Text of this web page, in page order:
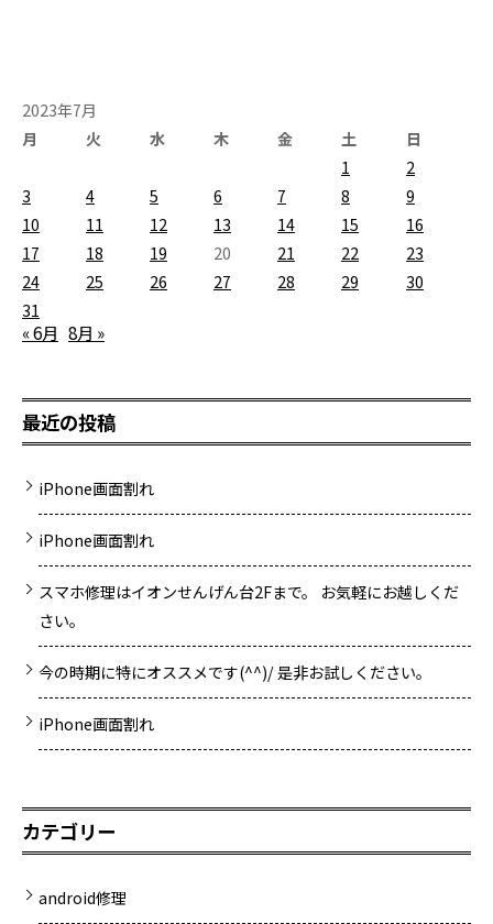
2023年7月
月
火 水 木 金 土
日
1
2
3
4 5 6 7 8
9
10
11 12 13 14 15
16
17
18 19 20 21 22
23
24
25 26 27 28 29
30
31
« 6月 8月 »
最近の投稿
iPhone画面割れ
iPhone画面割れ
スマホ修理はイオンせんげん台2Fまで。 お気軽にお越しくだ
さい。
今の時期に特にオススメです(^^)/ 是非お試しください。
iPhone画面割れ
カテゴリー
android修理